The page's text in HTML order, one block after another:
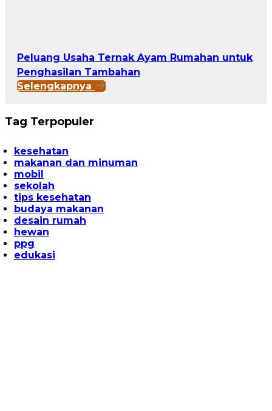
Peluang Usaha Ternak Ayam Rumahan untuk
Penghasilan Tambahan
Selengkapnya
Tag Terpopuler
kesehatan
makanan dan minuman
mobil
sekolah
tips kesehatan
budaya makanan
desain rumah
hewan
ppg
edukasi